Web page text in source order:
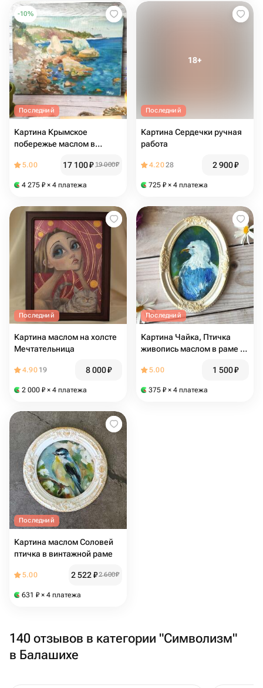
-10%
Последний
Картина Крымское
побережье маслом в
5.00 17 100₽ 19 000₽
4 275 ₽ × 4 платежа
Последний
Картина Сердечки ручная
работа
4.2028 2 900₽
725 ₽ × 4 платежа
Последний
Картина маслом на холсте
Мечтательница
4.90 19 8 000₽
2 000 ₽ × 4 платежа
Последний
Картина Чайка, Птичка
живопись маслом в раме в
5.00 1 500₽
375 ₽ × 4 платежа
Последний
Картина маслом Соловей
птичка в винтажной раме
5.00 2 522₽2 600₽
631 ₽ × 4 платежа
140 отзывов в категории "Символизм"
в Балашихе